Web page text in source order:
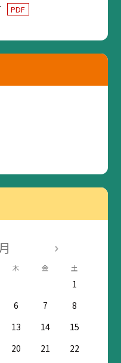
PDF
木 金 土
1
6 7
8
13 14
15
20 21
22